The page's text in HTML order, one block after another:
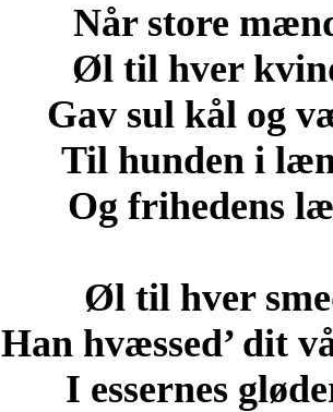
Når store
Øl til hver
Gav sul kål og
Til hunden i
Og frihedens
Øl til hver
Han hvæssed’ dit
I essernes